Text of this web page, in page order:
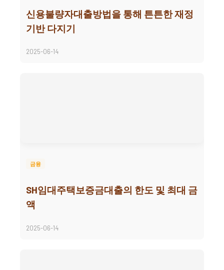
신용불량자대출방법을 통해 튼튼한 재정
기반 다지기
2025-06-14
금융
SH임대주택보증금대출의 한도 및 최대 금
액
2025-06-14